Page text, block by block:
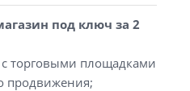
под ключ за 2
с торговыми площадками
продвижения;